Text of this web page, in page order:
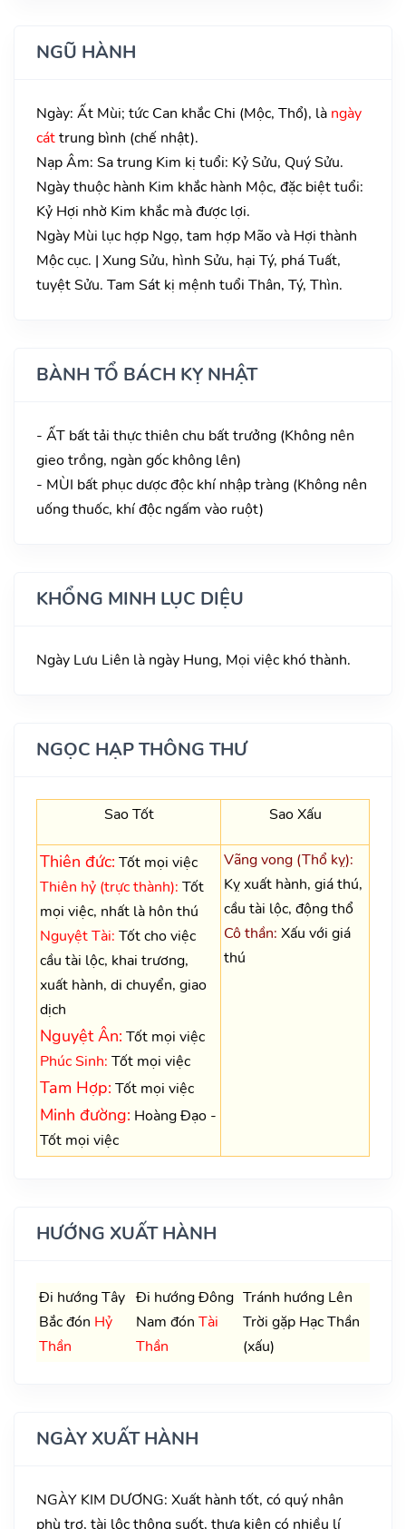
NGŨ HÀNH
Ngày: Ất Mùi; tức Can khắc Chi (Mộc, Thổ), là ngày
cáttrung bình (chế nhật).
Nạp Âm: Sa trung Kim kị tuổi: Kỷ Sửu, Quý Sửu.
Ngày thuộc hành Kim khắc hành Mộc, đặc biệt tuổi:
Kỷ Hợi nhờ Kim khắc mà được lợi.
Ngày Mùi lục hợp Ngọ, tam hợp Mão và Hợi thành
Mộc cục. | Xung Sửu, hình Sửu, hại Tý, phá Tuất,
tuyệt Sửu. Tam Sát kị mệnh tuổi Thân, Tý, Thìn.
BÀNH TỔ BÁCH KỴ NHẬT
- ẤT bất tải thực thiên chu bất trưởng (Không nên
gieo trồng, ngàn gốc không lên)
- MÙI bất phục dược độc khí nhập tràng (Không nên
uống thuốc, khí độc ngấm vào ruột)
KHỔNG MINH LỤC DIỆU
Ngày Lưu Liên là ngày Hung, Mọi việc khó thành.
NGỌC HẠP THÔNG THƯ
Sao Tốt Sao Xấu
Thiên đức: Tốt mọi việc
Thiên hỷ (trực thành): Tốt
mọi việc, nhất là hôn thú
Nguyệt Tài: Tốt cho việc
cầu tài lộc, khai trương,
xuất hành, di chuyển, giao
dịch
Nguyệt Ân: Tốt mọi việc
Phúc Sinh: Tốt mọi việc
Tam Hợp: Tốt mọi việc
Minh đường: Hoàng Đạo -
Tốt mọi việc
Vãng vong (Thổ kỵ):
Kỵ xuất hành, giá thú,
cầu tài lộc, động thổ
Cô thần: Xấu với giá
thú
HƯỚNG XUẤT HÀNH
Đi hướng Tây
Bắc đón Hỷ
Thần
Đi hướng Đông
Nam đón Tài
Thần
Tránh hướng Lên
Trời gặp Hạc Thần
(xấu)
NGÀY XUẤT HÀNH
NGÀY KIM DƯƠNG: Xuất hành tốt, có quý nhân
phù trợ, tài lộc thông suốt, thưa kiện có nhiều lí